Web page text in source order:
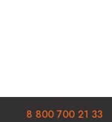
8 800 700 21 33